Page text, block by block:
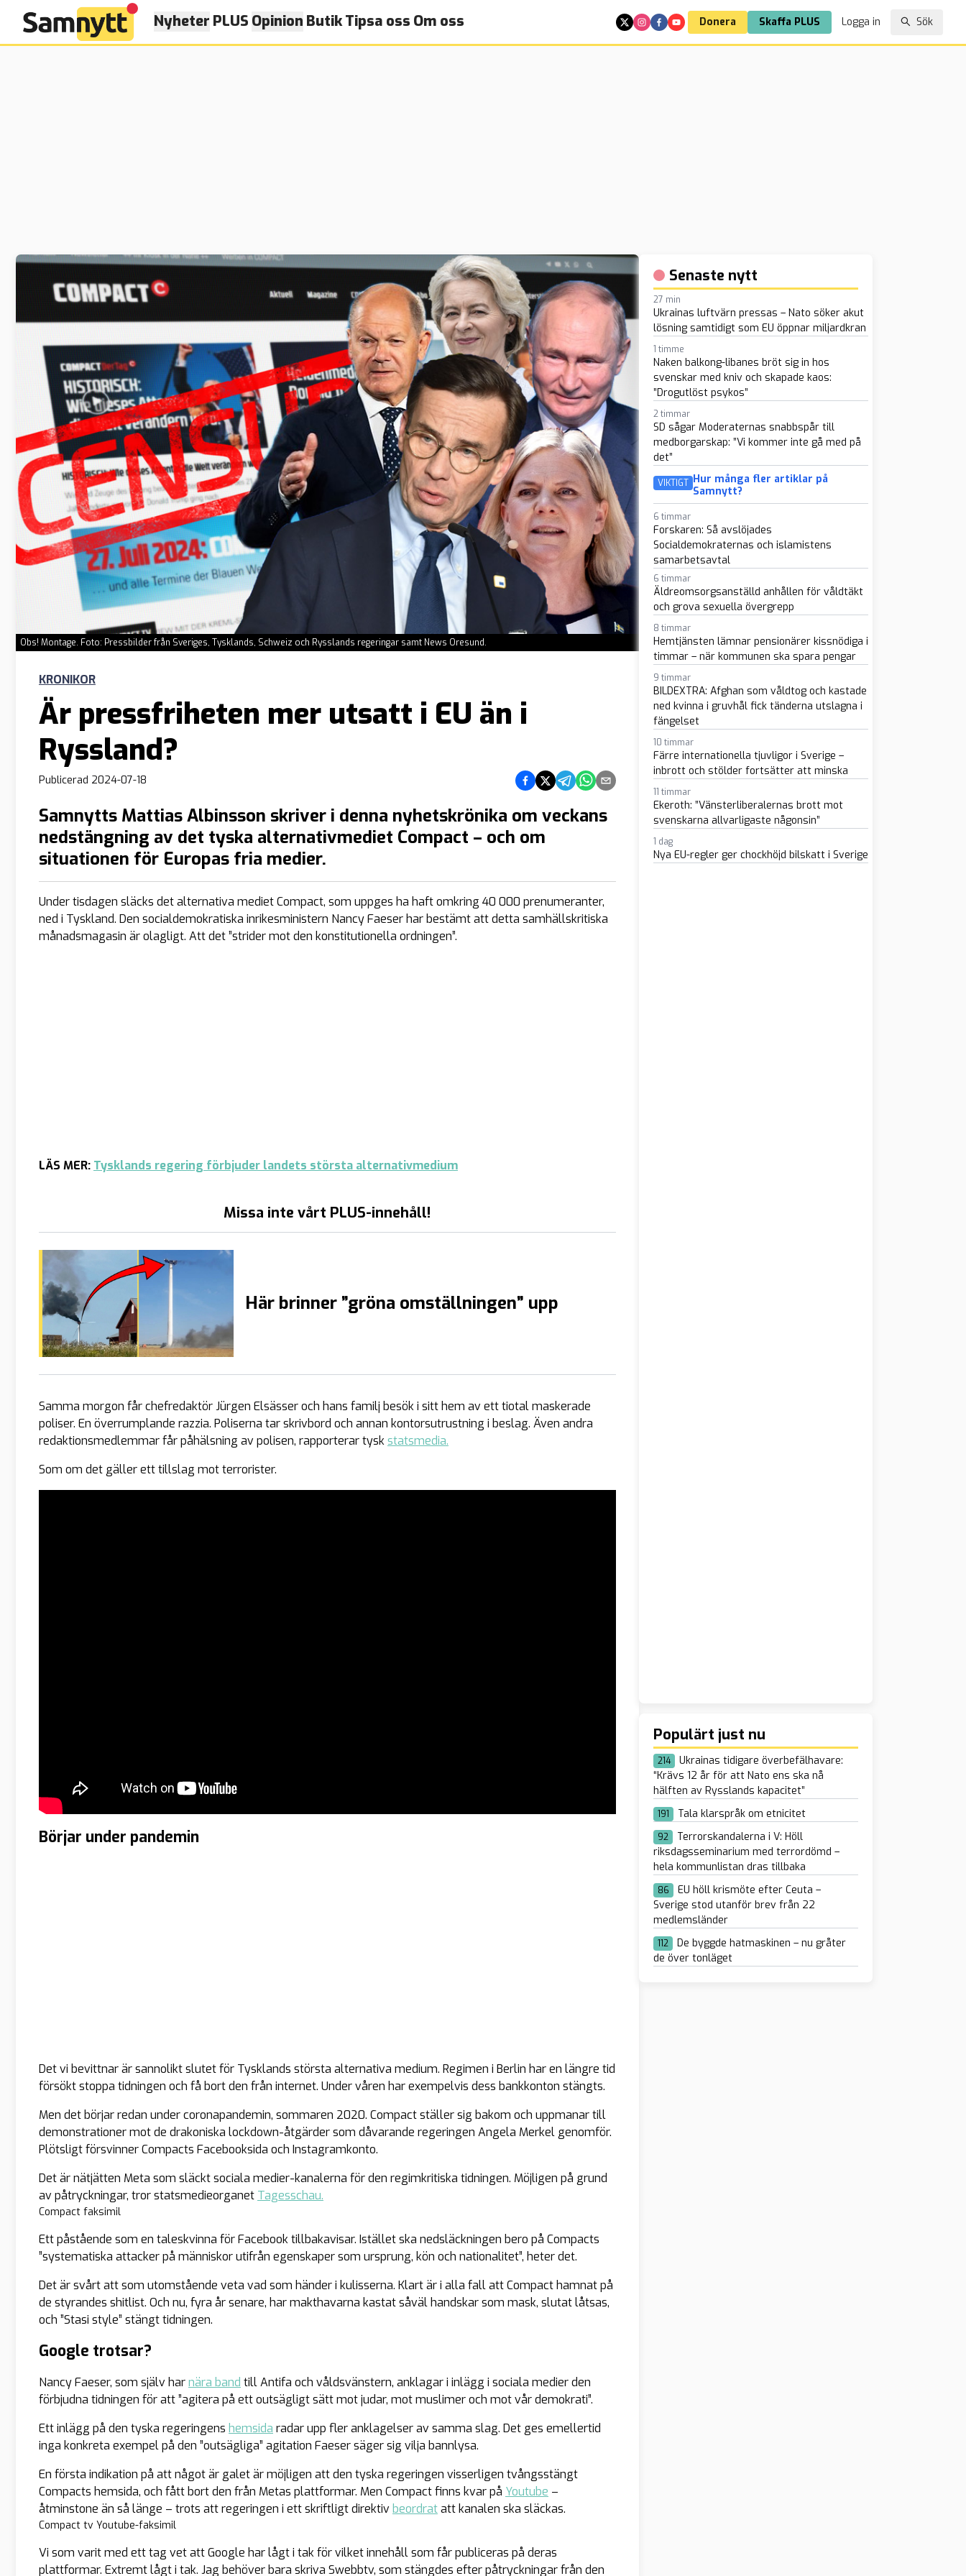
Nyheter PLUS Opinion ButikTipsa oss Om oss Donera Skaffa PLUS Logga in Sök
Obs! Montage. Foto: Pressbilder från Sveriges, Tysklands, Schweiz och Rysslands regeringar samt News Oresund.
KRONIKOR
Är pressfriheten mer utsatt i EU än i
Ryssland?
Publicerad 2024-07-18 Dela på Facebook
Dela på Twitter
Dela på Telegram
Dela på Whatsapp
Dela via e-post
Samnytts Mattias Albinsson skriver i denna nyhetskrönika om veckans
nedstängning av det tyska alternativmediet Compact – och om
situationen för Europas fria medier.
Under tisdagen släcks det alternativa mediet Compact, som uppges ha haft omkring 40 000 prenumeranter,
ned i Tyskland. Den socialdemokratiska inrikesministern Nancy Faeser har bestämt att detta samhällskritiska
månadsmagasin är olagligt. Att det ”strider mot den konstitutionella ordningen”.
LÄS MER: Tysklands regering förbjuder landets största alternativmedium
Missa inte vårt PLUS-innehåll!
Här brinner ”gröna omställningen” upp
Samma morgon får chefredaktör Jürgen Elsässer och hans familj besök i sitt hem av ett tiotal maskerade
poliser. En överrumplande razzia. Poliserna tar skrivbord och annan kontorsutrustning i beslag. Även andra
redaktionsmedlemmar får påhälsning av polisen, rapporterar tyskstatsmedia.
Som om det gäller ett tillslag mot terrorister.
Börjar under pandemin
Det vi bevittnar är sannolikt slutet för Tysklands största alternativa medium. Regimen i Berlin har en längre tid
försökt stoppa tidningen och få bort den från internet. Under våren har exempelvis dess bankkonton stängts.
Men det börjar redan under coronapandemin, sommaren 2020. Compact ställer sig bakom och uppmanar till
demonstrationer mot de drakoniska lockdown-åtgärder som dåvarande regeringen Angela Merkel genomför.
Plötsligt försvinner Compacts Facebooksida och Instagramkonto.
Det är nätjätten Meta som släckt sociala medier-kanalerna för den regimkritiska tidningen. Möjligen på grund
av påtryckningar, tror statsmedieorganet Tagesschau.
Compact faksimil
Ett påstående som en taleskvinna för Facebook tillbakavisar. Istället ska nedsläckningen bero på Compacts
”systematiska attacker på människor utifrån egenskaper som ursprung, kön och nationalitet”, heter det.
Det är svårt att som utomstående veta vad som händer i kulisserna. Klart är i alla fall att Compact hamnat på
de styrandes shitlist. Och nu, fyra år senare, har makthavarna kastat såväl handskar som mask, slutat låtsas,
och ”Stasi style” stängt tidningen.
Google trotsar?
Nancy Faeser, som själv harnära band till Antifa och våldsvänstern, anklagar i inlägg i sociala medier den
förbjudna tidningen för att ”agitera på ett outsägligt sätt mot judar, mot muslimer och mot vår demokrati”.
Ett inlägg på den tyska regeringens hemsida radar upp fler anklagelser av samma slag. Det ges emellertid
inga konkreta exempel på den ”outsägliga” agitation Faeser säger sig vilja bannlysa.
En första indikation på att något är galet är möjligen att den tyska regeringen visserligen tvångsstängt
Compacts hemsida, och fått bort den från Metas plattformar. Men Compact finns kvar på Youtube –
åtminstone än så länge – trots att regeringen i ett skriftligt direktivbeordratatt kanalen ska släckas.
Compact tv Youtube-faksimil
Vi som varit med ett tag vet att Google har lågt i tak för vilket innehåll som får publiceras på deras
plattformar. Extremt lågt i tak. Jag behöver bara skriva Swebbtv, som stängdes efter påtryckningar från den
Senaste nytt
27 min
Ukrainas luftvärn pressas – Nato söker akut
lösning samtidigt som EU öppnar miljardkran
1 timme
Naken balkong-libanes bröt sig in hos
svenskar med kniv och skapade kaos:
”Drogutlöst psykos”
2 timmar
SD sågar Moderaternas snabbspår till
medborgarskap: ”Vi kommer inte gå med på
det”
VIKTIGT Hur många fler artiklar på
Samnytt?
6 timmar
Forskaren: Så avslöjades
Socialdemokraternas och islamistens
samarbetsavtal
6 timmar
Äldreomsorgsanställd anhållen för våldtäkt
och grova sexuella övergrepp
8 timmar
Hemtjänsten lämnar pensionärer kissnödiga i
timmar – när kommunen ska spara pengar
9 timmar
BILDEXTRA: Afghan som våldtog och kastade
ned kvinna i gruvhål fick tänderna utslagna i
fängelset
10 timmar
Färre internationella tjuvligor i Sverige –
inbrott och stölder fortsätter att minska
11 timmar
Ekeroth: ”Vänsterliberalernas brott mot
svenskarna allvarligaste någonsin”
1 dag
Nya EU-regler ger chockhöjd bilskatt i Sverige
Populärt just nu
214
Ukrainas tidigare överbefälhavare:
“Krävs 12 år för att Nato ens ska nå
hälften av Rysslands kapacitet”
191 Tala klarspråk om etnicitet
92
Terrorskandalerna i V: Höll
riksdagsseminarium med terrordömd –
hela kommunlistan dras tillbaka
86
EU höll krismöte efter Ceuta –
Sverige stod utanför brev från 22
medlemsländer
112
De byggde hatmaskinen – nu gråter
de över tonläget